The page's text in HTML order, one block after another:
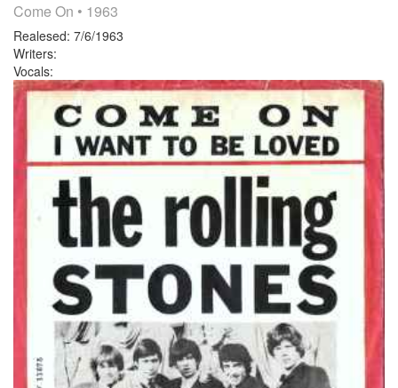
Come On • 1963
Realesed: 7/6/1963
Writers:
Vocals: